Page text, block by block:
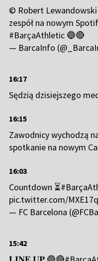
©️ Robert
zespół na nowym
#BarçaAthletic 🔵🔴
— BarcaInfo
16:17
Sędzią dzisiejszego
16:15
Zawodnicy wychodzą
spotkanie na nowym
16:03
Countdown ⏳
pic.twitter.com/
— FC Barcelona
15:42